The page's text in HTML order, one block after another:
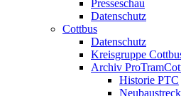
Presseschau
Datenschutz
Cottbus
Datenschutz
Kreisgruppe
Archiv
Historie PTC